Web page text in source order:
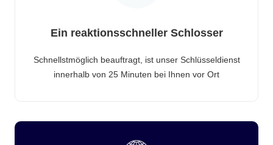
Ein reaktionsschneller Schlosser
Schnellstmöglich beauftragt, ist unser Schlüsseldienst
innerhalb von 25 Minuten bei Ihnen vor Ort